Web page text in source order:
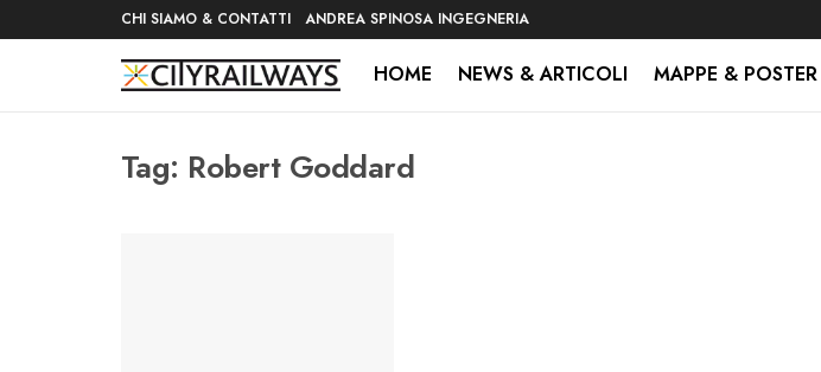
CHI SIAMO & CONTATTI ANDREA SPINOSA INGEGNERIA
HOME NEWS & ARTICOLI MAPPE & POSTER
Tag: Robert Goddard